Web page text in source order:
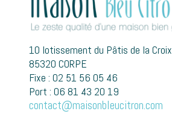
10 lotissement du Pâtis de la Croix
85320 CORPE
Fixe : 02 51 56 05 46
Port : 06 81 43 20 19
contact@maisonbleucitron.com